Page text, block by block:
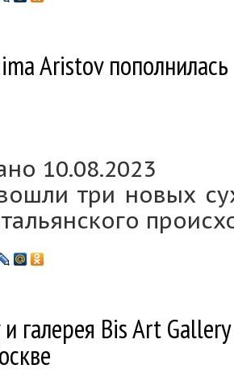
Aristov
10.08.2023
три новых
галерея Bis Art